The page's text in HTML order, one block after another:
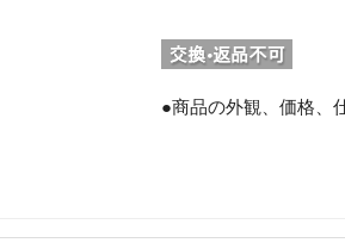
●商品の外観、価格、